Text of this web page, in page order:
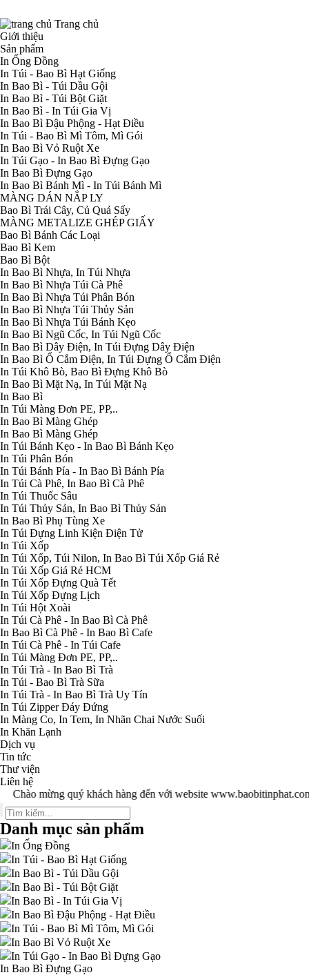
Trang chủ
Giới thiệu
Sản phẩm
In Ống Đồng
In Túi - Bao Bì Hạt Giống
In Bao Bì - Túi Dầu Gội
In Bao Bì - Túi Bột Giặt
In Bao Bì - In Túi Gia Vị
In Bao Bì Đậu Phộng - Hạt Điều
In Túi - Bao Bì Mì Tôm, Mì Gói
In Bao Bì Vỏ Ruột Xe
In Túi Gạo - In Bao Bì Đựng Gạo
In Bao Bì Đựng Gạo
In Bao Bì Bánh Mì - In Túi Bánh Mì
MÀNG DÁN NẮP LY
Bao Bì Trái Cây, Củ Quả Sấy
MÀNG METALIZE GHÉP GIẤY
Bao Bì Bánh Các Loại
Bao Bì Kem
Bao Bì Bột
In Bao Bì Nhựa, In Túi Nhựa
In Bao Bì Nhựa Túi Cà Phê
In Bao Bì Nhựa Túi Phân Bón
In Bao Bì Nhựa Túi Thủy Sản
In Bao Bì Nhựa Túi Bánh Kẹo
In Bao Bì Ngũ Cốc, In Túi Ngũ Cốc
In Bao Bì Dây Điện, In Túi Đựng Dây Điện
In Bao Bì Ổ Cắm Điện, In Túi Đựng Ổ Cắm Điện
In Túi Khô Bò, Bao Bì Đựng Khô Bò
In Bao Bì Mặt Nạ, In Túi Mặt Nạ
In Bao Bì
In Túi Màng Đơn PE, PP,..
In Bao Bì Màng Ghép
In Bao Bì Màng Ghép
In Túi Bánh Kẹo - In Bao Bì Bánh Kẹo
In Túi Phân Bón
In Túi Bánh Pía - In Bao Bì Bánh Pía
In Túi Cà Phê, In Bao Bì Cà Phê
In Túi Thuốc Sâu
In Túi Thủy Sản, In Bao Bì Thủy Sản
In Bao Bì Phụ Tùng Xe
In Túi Đựng Linh Kiện Điện Tử
In Túi Xốp
In Túi Xốp, Túi Nilon, In Bao Bì Túi Xốp Giá Rẻ
In Túi Xốp Giá Rẻ HCM
In Túi Xốp Đựng Quà Tết
In Túi Xốp Đựng Lịch
In Túi Hột Xoài
In Túi Cà Phê - In Bao Bì Cà Phê
In Bao Bì Cà Phê - In Bao Bì Cafe
In Túi Cà Phê - In Túi Cafe
In Túi Màng Đơn PE, PP,..
In Túi Trà - In Bao Bì Trà
In Túi - Bao Bì Trà Sữa
In Túi Trà - In Bao Bì Trà Uy Tín
In Túi Zipper Đáy Đứng
In Màng Co, In Tem, In Nhãn Chai Nước Suối
In Khăn Lạnh
Dịch vụ
Tin tức
Thư viện
Liên hệ
mừng quý khách hàng đến với website www.baobitinphat.com
Danh mục sản phẩm
In Ống Đồng
In Túi - Bao Bì Hạt Giống
In Bao Bì - Túi Dầu Gội
In Bao Bì - Túi Bột Giặt
In Bao Bì - In Túi Gia Vị
In Bao Bì Đậu Phộng - Hạt Điều
In Túi - Bao Bì Mì Tôm, Mì Gói
In Bao Bì Vỏ Ruột Xe
In Túi Gạo - In Bao Bì Đựng Gạo
In Bao Bì Đựng Gạo